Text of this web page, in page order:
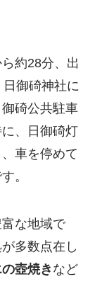
約28分、出
御碕神社に
碕公共駐車
、日御碕灯
車を停めて
。
な地域で
多数点在し
壺焼きなど